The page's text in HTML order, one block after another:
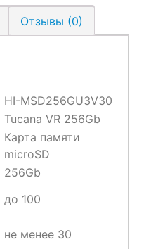
Отзывы (0)
HI-MSD256GU3V30
Tucana VR 256Gb
Карта памяти
microSD
256Gb
до 100
не менее 30